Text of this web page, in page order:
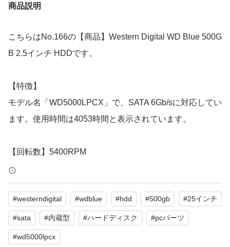
商品説明
こちらはNo.166の【商品】Western Digital WD Blue 500G
B 2.5インチ HDDです。
【特徴】
モデル名「WD5000LPCX」で、SATA 6Gb/sに対応してい
ます。使用時間は4053時間と表示されています。
【回転数】5400RPM
【電源投入回数】1631回
【使用時間】4053時間
データ抹消済みです。
#westerndigital #wdblue #hdd #500gb #25インチ
#sata #内蔵型 #ハードディスク #pcパーツ
#wd5000lpcx